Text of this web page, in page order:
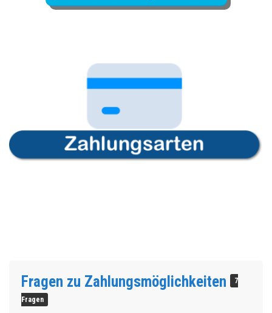
Fragen zu Zahlungsmöglichkeiten 7
Fragen